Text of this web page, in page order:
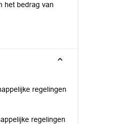
het bedrag van
regelingen
regelingen